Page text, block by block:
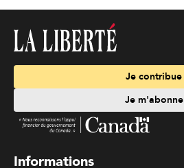
Je contribue
Je m'abonne
Informations